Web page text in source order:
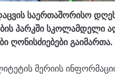
საერთაშორისო
პარკში სკოლამდელი
ღონისძიებები გაიმართა.
მერიის